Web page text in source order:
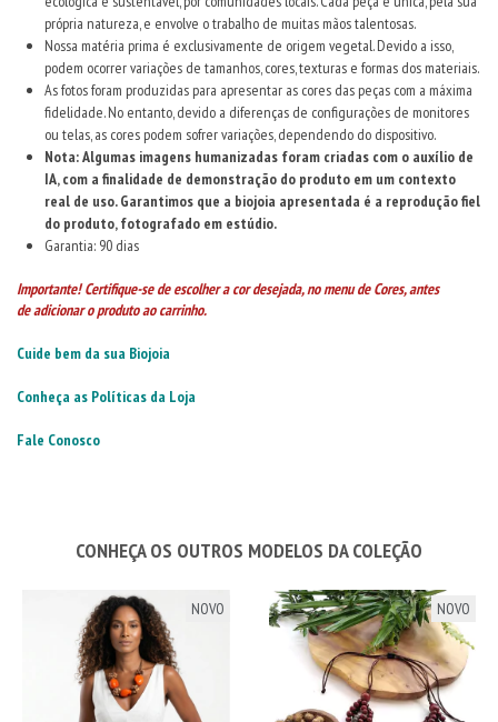
própria natureza, e envolve o trabalho de muitas mãos talentosas.
Nossa matéria prima é exclusivamente de origem vegetal. Devido a isso,
podem ocorrer variações de tamanhos, cores, texturas e formas dos materiais.
As fotos foram produzidas para apresentar as cores das peças com a máxima
fidelidade. No entanto, devido a diferenças de configurações de monitores
ou telas, as cores podem sofrer variações, dependendo do dispositivo.
Nota: Algumas imagens humanizadas foram criadas com o auxílio de
IA, com a finalidade de demonstração do produto em um contexto
real de uso. Garantimos que a biojoia apresentada é a reprodução fiel
do produto, fotografado em estúdio.
Garantia: 90 dias
Importante! Certifique-se de escolher a cor desejada, no menu de Cores, antes
de adicionar o produto ao carrinho.
Cuide bem da sua Biojoia
Conheça as Políticas da Loja
Fale Conosco
CONHEÇA OS OUTROS MODELOS DA COLEÇÃO
NOVO NOVO